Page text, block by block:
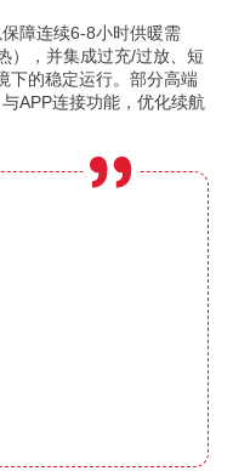
障连续6-8小时供暖需
），并集成过充/过放、短
下的稳定运行。部分高端
APP连接功能，优化续航